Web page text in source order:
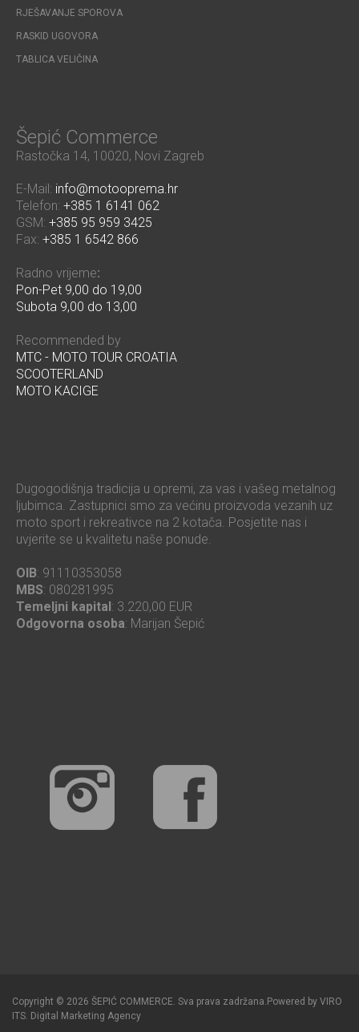
RJEŠAVANJE SPOROVA
RASKID UGOVORA
TABLICA VELIČINA
Šepić Commerce
Rastočka 14, 10020, Novi Zagreb
E-Mail: info@motooprema.hr
Telefon: +385 1 6141 062
GSM: +385 95 959 3425
Fax: +385 1 6542 866
Radno vrijeme:
Pon-Pet 9,00 do 19,00
Subota 9,00 do 13,00
Recommended by
MTC - MOTO TOUR CROATIA
SCOOTERLAND
MOTO KACIGE
Dugogodišnja tradicija u opremi, za vas i vašeg metalnog
ljubimca. Zastupnici smo za većinu proizvoda vezanih uz
moto sport i rekreativce na 2 kotača. Posjetite nas i
uvjerite se u kvalitetu naše ponude.
OIB: 91110353058
MBS: 080281995
Temeljni kapital: 3.220,00 EUR
Odgovorna osoba: Marijan Šepić
Copyright © 2026 ŠEPIĆ COMMERCE. Sva prava zadržana. Powered by VIRO
ITS Digital Marketing Agency